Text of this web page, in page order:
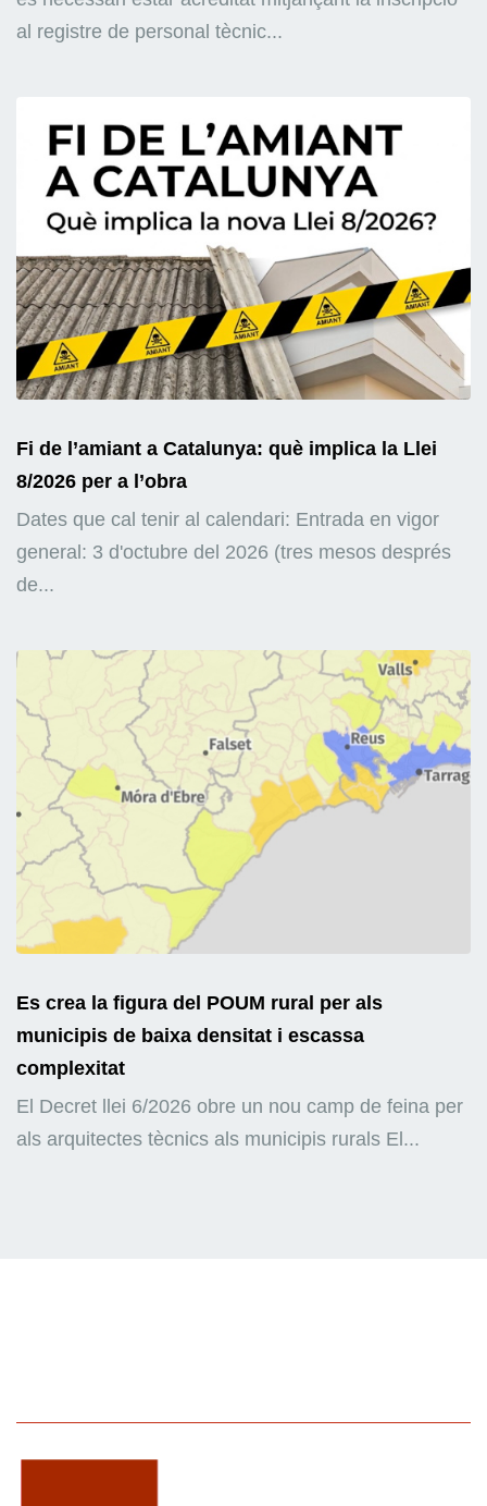
al registre de personal tècnic...
Fi de l’amiant a Catalunya: què implica la Llei
8/2026 per a l’obra
Dates que cal tenir al calendari: Entrada en vigor
general: 3 d'octubre del 2026 (tres mesos després
de...
Es crea la figura del POUM rural per als
municipis de baixa densitat i escassa
complexitat
El Decret llei 6/2026 obre un nou camp de feina per
als arquitectes tècnics als municipis rurals El...